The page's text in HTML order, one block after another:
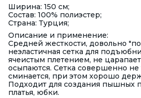
Ширина: 150 см;
Состав: 100% полиэстер;
Страна: Турция;
Описание и применение:
Средней жесткости, довольно
неэластичная сетка для
ячеистым плетением, не
осыпаются. Сетка совершенно не
сминается, при этом хорошо
Подходит для создания пышных
платья, юбки.